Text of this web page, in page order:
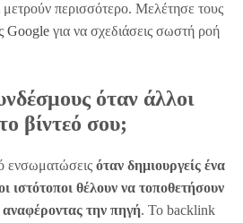
μετρούν περισσότερο. Μελέτησε τους
Google για να σχεδιάσεις σωστή ροή
όταν άλλοι
βίντεό σου;
ενσωματώσεις όταν δημιουργείς ένα
ιστότοποι θέλουν να τοποθετήσουν
αναφέροντας την πηγή. Το backlink